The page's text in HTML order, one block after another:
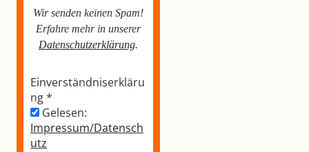
Wir senden keinen Spam!
Erfahre mehr in unserer
Datenschutzerklärung.
Einverständniserkläru
ng*
Gelesen:
Impressum/Datensch
utz